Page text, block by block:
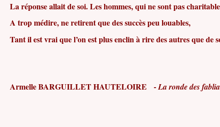
La réponse allait de soi. Les hommes, qui ne sont pas
A trop médire, ne retirent que des succès peu louables,
Tant il est vrai que l’on est plus enclin à rire des autres que de
Armelle BARGUILLET HAUTELOIRE -La ronde des